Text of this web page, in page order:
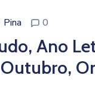
Pina 0
Ano
Outubro,